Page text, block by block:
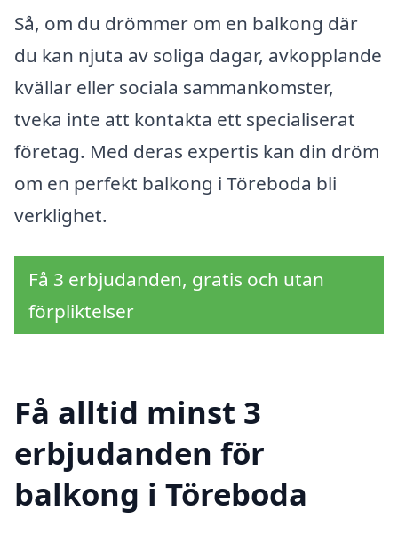
Så, om du drömmer om en balkong där
du kan njuta av soliga dagar, avkopplande
kvällar eller sociala sammankomster,
tveka inte att kontakta ett specialiserat
företag. Med deras expertis kan din dröm
om en perfekt balkong i Töreboda bli
verklighet.
Få 3 erbjudanden, gratis och utan
förpliktelser
Få alltid minst 3
erbjudanden för
balkong i Töreboda